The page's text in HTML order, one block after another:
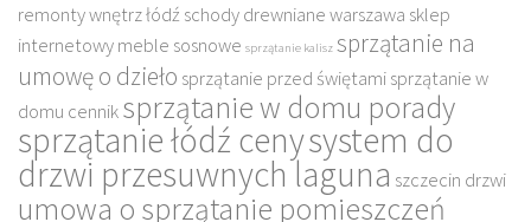
remonty wnętrz łódź schody drewniane warszawa sklep
internetowy meble sosnowe sprzątanie kalisz sprzątanie na
umowę o dzieło sprzątanie przed świętamisprzątanie w
domu cenniksprzątanie w domu porady
sprzątanie łódź cenysystem do
drzwi przesuwnych laguna szczecin drzwi
umowa o sprzątanie pomieszczeń